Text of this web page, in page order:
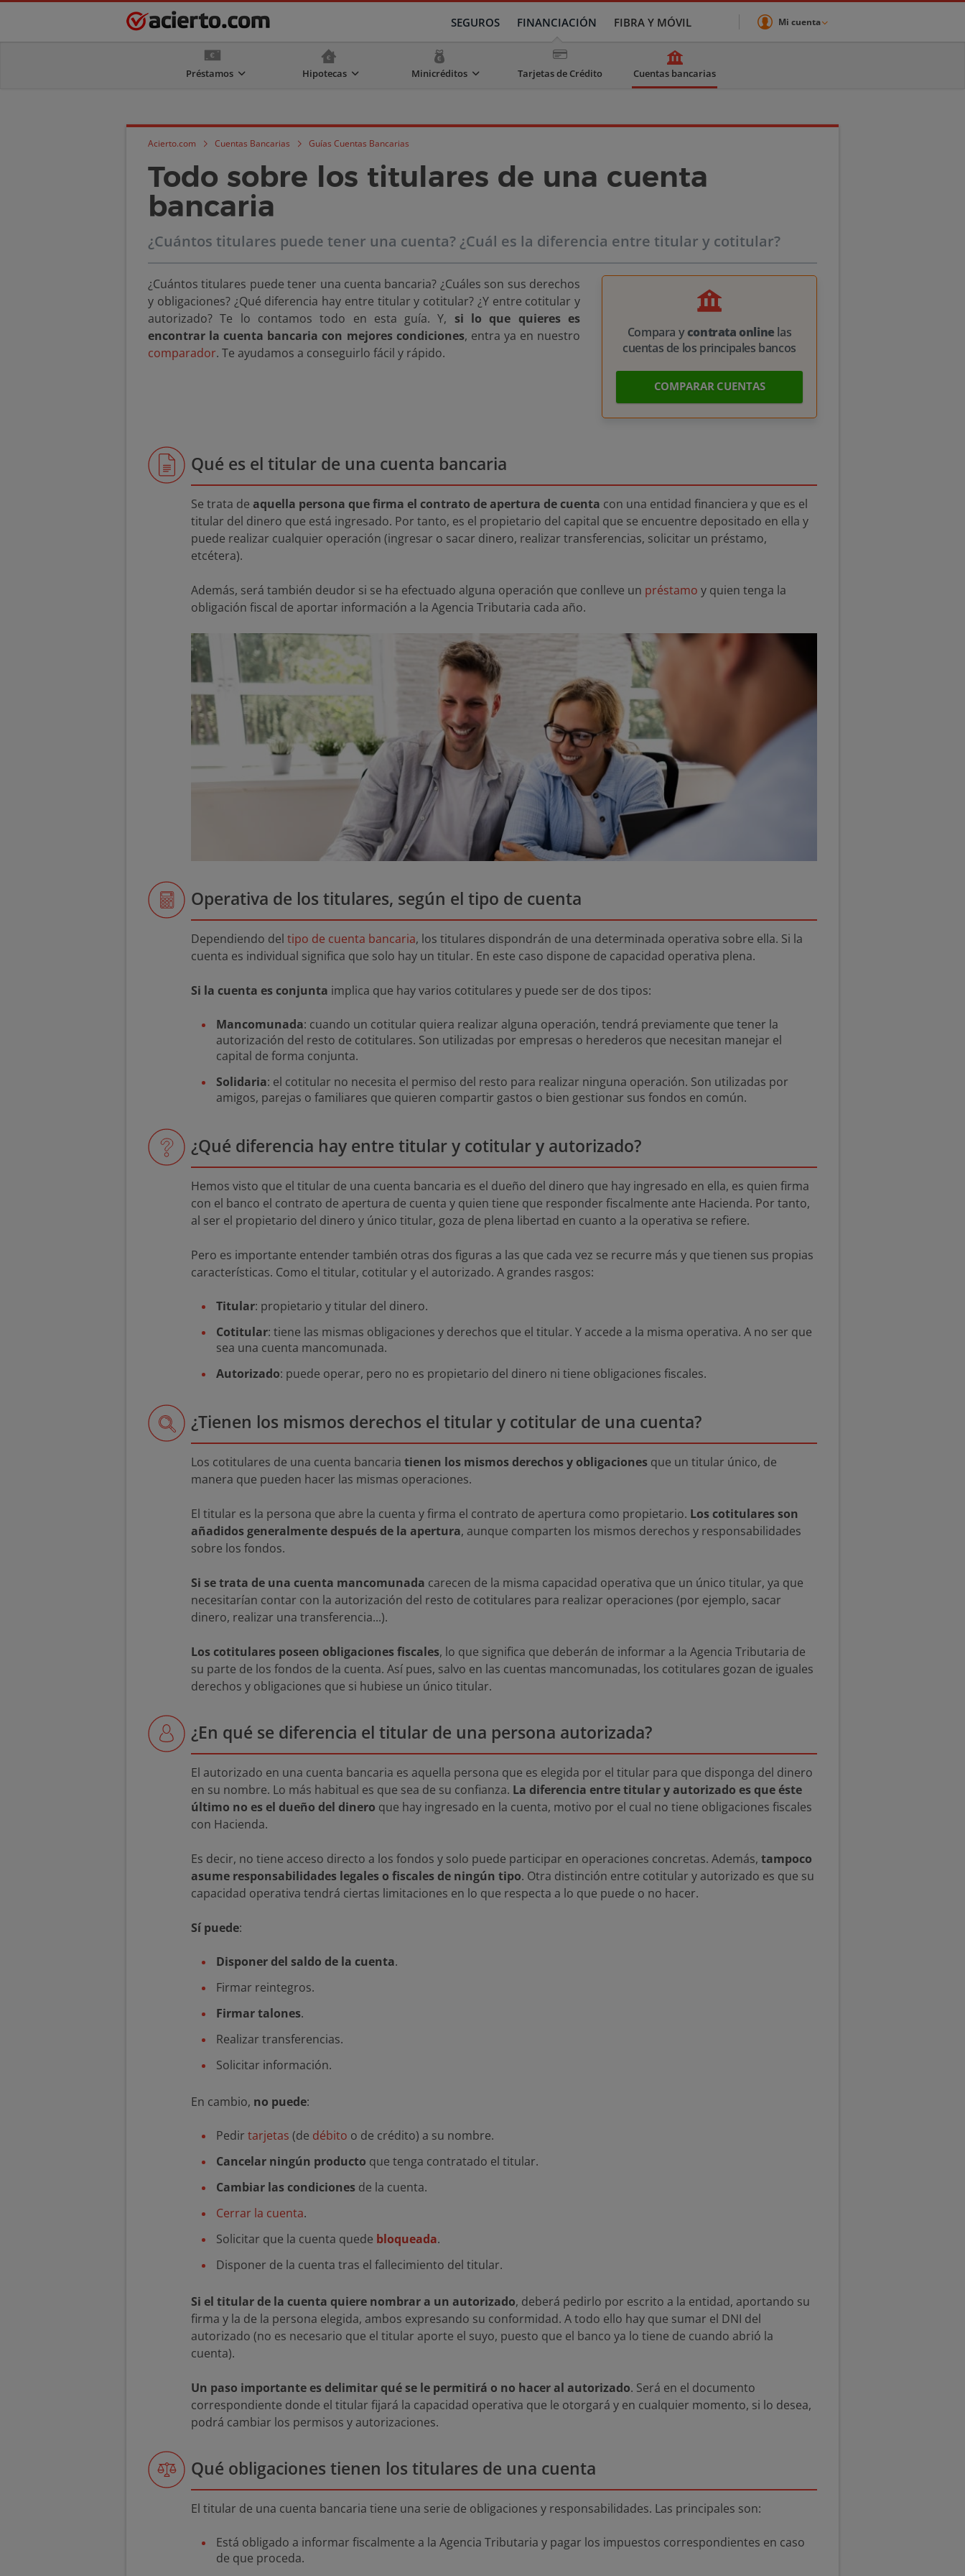
SEGUROS FINANCIACIÓN FIBRA Y MÓVIL Mi cuenta
Préstamos Hipotecas Minicréditos Tarjetas de Crédito Cuentas bancarias
Acierto.com Cuentas Bancarias Guías Cuentas Bancarias
Todo sobre los titulares de una cuenta
bancaria
¿Cuántos titulares puede tener una cuenta? ¿Cuál es la diferencia entre titular y cotitular?
Compara ycontrata online las
cuentas de los principales bancos
COMPARAR CUENTAS
¿Cuántos titulares puede tener una cuenta bancaria? ¿Cuáles son sus derechos
y obligaciones? ¿Qué diferencia hay entre titular y cotitular? ¿Y entre cotitular y
autorizado? Te lo contamos todo en esta guía. Y, si lo que quieres es
encontrar la cuenta bancaria con mejores condiciones, entra ya en nuestro
comparador. Te ayudamos a conseguirlo fácil y rápido.
Qué es el titular de una cuenta bancaria
Se trata de aquella persona que firma el contrato de apertura de cuenta con una entidad financiera y que es el
titular del dinero que está ingresado. Por tanto, es el propietario del capital que se encuentre depositado en ella y
puede realizar cualquier operación (ingresar o sacar dinero, realizar transferencias, solicitar un préstamo,
etcétera).
Además, será también deudor si se ha efectuado alguna operación que conlleve un préstamo y quien tenga la
obligación fiscal de aportar información a la Agencia Tributaria cada año.
Operativa de los titulares, según el tipo de cuenta
Dependiendo del tipo de cuenta bancaria, los titulares dispondrán de una determinada operativa sobre ella. Si la
cuenta es individual significa que solo hay un titular. En este caso dispone de capacidad operativa plena.
Si la cuenta es conjunta implica que hay varios cotitulares y puede ser de dos tipos:
Mancomunada: cuando un cotitular quiera realizar alguna operación, tendrá previamente que tener la
autorización del resto de cotitulares. Son utilizadas por empresas o herederos que necesitan manejar el
capital de forma conjunta.
Solidaria: el cotitular no necesita el permiso del resto para realizar ninguna operación. Son utilizadas por
amigos, parejas o familiares que quieren compartir gastos o bien gestionar sus fondos en común.
¿Qué diferencia hay entre titular y cotitular y autorizado?
Hemos visto que el titular de una cuenta bancaria es el dueño del dinero que hay ingresado en ella, es quien firma
con el banco el contrato de apertura de cuenta y quien tiene que responder fiscalmente ante Hacienda. Por tanto,
al ser el propietario del dinero y único titular, goza de plena libertad en cuanto a la operativa se refiere.
Pero es importante entender también otras dos figuras a las que cada vez se recurre más y que tienen sus propias
características. Como el titular, cotitular y el autorizado. A grandes rasgos:
Titular: propietario y titular del dinero.
Cotitular: tiene las mismas obligaciones y derechos que el titular. Y accede a la misma operativa. A no ser que
sea una cuenta mancomunada.
Autorizado: puede operar, pero no es propietario del dinero ni tiene obligaciones fiscales.
¿Tienen los mismos derechos el titular y cotitular de una cuenta?
Los cotitulares de una cuenta bancaria tienen los mismos derechos y obligaciones que un titular único, de
manera que pueden hacer las mismas operaciones.
El titular es la persona que abre la cuenta y firma el contrato de apertura como propietario. Los cotitulares son
añadidos generalmente después de la apertura, aunque comparten los mismos derechos y responsabilidades
sobre los fondos.
Si se trata de una cuenta mancomunada carecen de la misma capacidad operativa que un único titular, ya que
necesitarían contar con la autorización del resto de cotitulares para realizar operaciones (por ejemplo, sacar
dinero, realizar una transferencia...).
Los cotitulares poseen obligaciones fiscales, lo que significa que deberán de informar a la Agencia Tributaria de
su parte de los fondos de la cuenta. Así pues, salvo en las cuentas mancomunadas, los cotitulares gozan de iguales
derechos y obligaciones que si hubiese un único titular.
¿En qué se diferencia el titular de una persona autorizada?
El autorizado en una cuenta bancaria es aquella persona que es elegida por el titular para que disponga del dinero
en su nombre. Lo más habitual es que sea de su confianza. La diferencia entre titular y autorizado es que éste
último no es el dueño del dinero que hay ingresado en la cuenta, motivo por el cual no tiene obligaciones fiscales
con Hacienda.
Es decir, no tiene acceso directo a los fondos y solo puede participar en operaciones concretas. Además, tampoco
asume responsabilidades legales o fiscales de ningún tipo. Otra distinción entre cotitular y autorizado es que su
capacidad operativa tendrá ciertas limitaciones en lo que respecta a lo que puede o no hacer.
Sí puede:
Disponer del saldo de la cuenta.
Firmar reintegros.
Firmar talones.
Realizar transferencias.
Solicitar información.
En cambio, no puede:
Pedir tarjetas (de débito o de crédito) a su nombre.
Cancelar ningún producto que tenga contratado el titular.
Cambiar las condiciones de la cuenta.
Cerrar la cuenta.
Solicitar que la cuenta quede bloqueada.
Disponer de la cuenta tras el fallecimiento del titular.
Si el titular de la cuenta quiere nombrar a un autorizado, deberá pedirlo por escrito a la entidad, aportando su
firma y la de la persona elegida, ambos expresando su conformidad. A todo ello hay que sumar el DNI del
autorizado (no es necesario que el titular aporte el suyo, puesto que el banco ya lo tiene de cuando abrió la
cuenta).
Un paso importante es delimitar qué se le permitirá o no hacer al autorizado. Será en el documento
correspondiente donde el titular fijará la capacidad operativa que le otorgará y en cualquier momento, si lo desea,
podrá cambiar los permisos y autorizaciones.
Qué obligaciones tienen los titulares de una cuenta
El titular de una cuenta bancaria tiene una serie de obligaciones y responsabilidades. Las principales son:
Está obligado a informar fiscalmente a la Agencia Tributaria y pagar los impuestos correspondientes en caso
de que proceda.